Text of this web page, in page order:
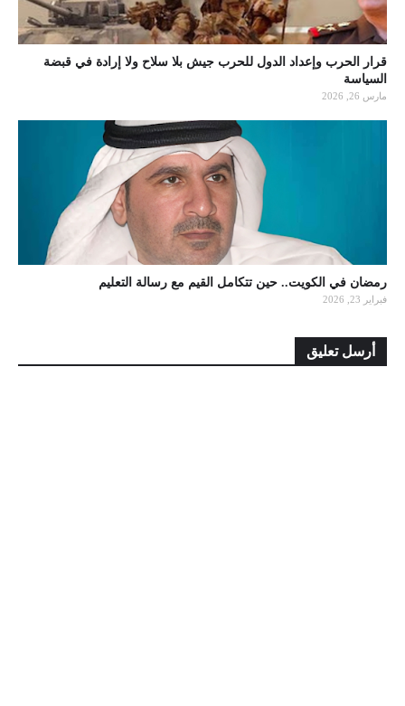
قرار الحرب وإعداد الدول للحرب جيش بلا سلاح ولا إرادة في قبضة
السياسة
مارس 26, 2026
رمضان في الكويت.. حين تتكامل القيم مع رسالة التعليم
فبراير 23, 2026
أرسل تعليق